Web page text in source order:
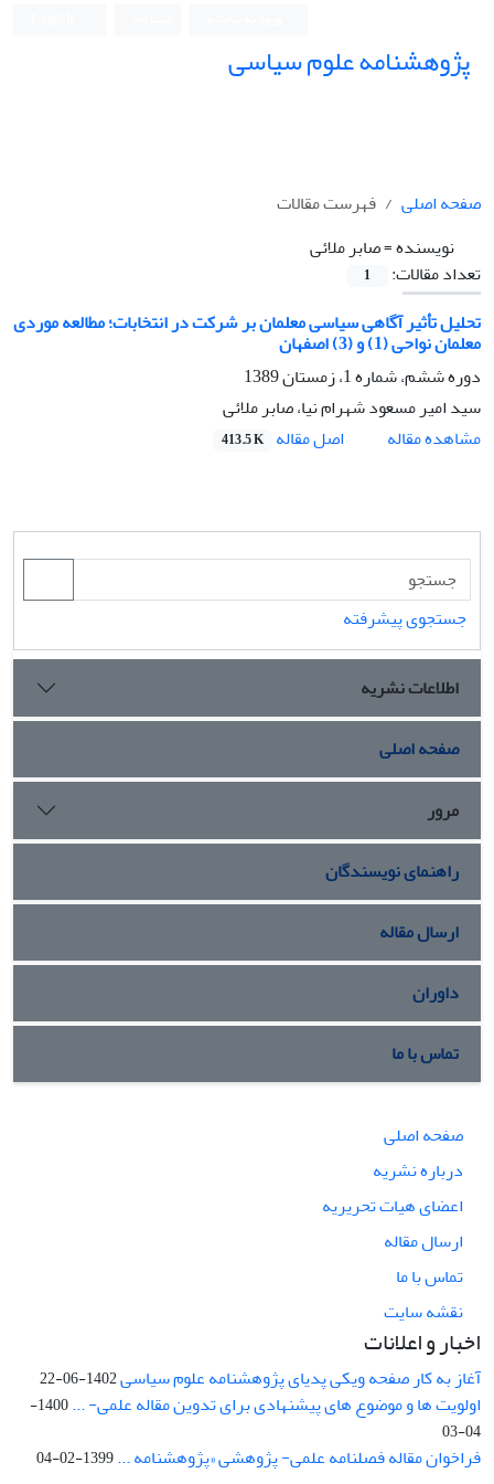
پژوهشنامه علوم سیاسی
صفحه اصلی
فهرست مقالات
نویسنده =صابر ملائی
تعداد مقالات:
1
تحلیل تأثیر آگاهی سیاسی معلمان بر شرکت در انتخابات؛ مطالعه موردی
معلمان نواحی (1) و (3) اصفهان
دوره ششم، شماره 1، زمستان 1389
سید امیر مسعود شهرام نیا، صابر ملائی
مشاهده مقاله
اصل مقاله 413.5 K
جستجوی پیشرفته
اطلاعات نشریه
صفحه اصلی
مرور
راهنمای نویسندگان
ارسال مقاله
داوران
تماس با ما
صفحه اصلی
درباره نشریه
اعضای هیات تحریریه
ارسال مقاله
تماس با ما
نقشه سایت
اخبار و اعلانات
آغاز به کار صفحه ویکی پدیای پژوهشنامه علوم سیاسی1402-06-22
اولویت ها و موضوع های پیشنهادی برای تدوین مقاله علمی- ...
1400-
04-03
فراخوان مقاله فصلنامه علمی- پژوهشی «پژوهشنامه ...1399-02-04